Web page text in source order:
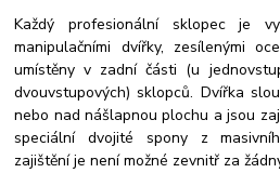
Každý profesionální sklopec je
manipulačními dvířky, zesílenými
umístěny v zadní části (u
dvouvstupových) sklopců. Dvířka
nebo nad nášlapnou plochu a jsou
speciální dvojité spony z
zajištění je není možné zevnitř za